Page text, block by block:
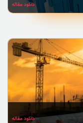
دانلود مقاله
دانلود مقاله